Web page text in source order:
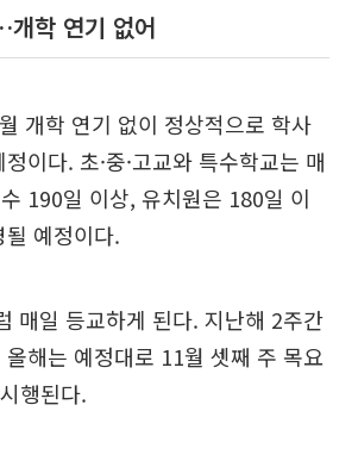
학 연기 없어
개학 연기 없이 정상적으로 학사
이다. 초·중·고교와 특수학교는 매
190일 이상, 유치원은 180일 이
예정이다.
매일 등교하게 된다. 지난해 2주간
해는 예정대로 11월 셋째 주 목요
행된다.